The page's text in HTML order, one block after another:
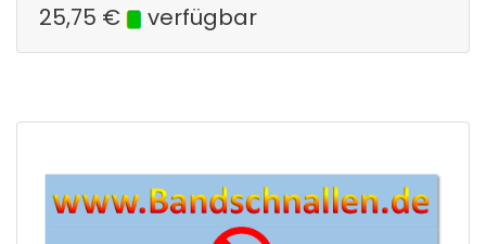
25,75 € verfügbar